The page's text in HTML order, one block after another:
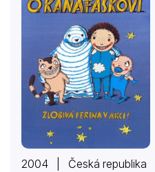
2004 | Česká republika